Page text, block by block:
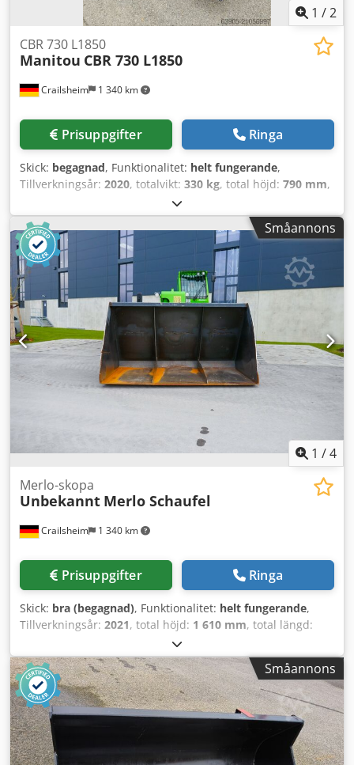
1 /2
Crailsheim 1 340 km
CBR 730 L1850
Manitou CBR 730 L1850
Prisuppgifter Ringa
Skick: begagnad, Funktionalitet: helt fungerande,
Tillverkningsår: 2020, totalvikt: 330 kg, total höjd: 790 mm,
, total bredd:
lastkapacitet:735 kg, Skopa Tillverkare: Manitou Typ: CBR
730 L1850 Tillverkningsår: 2020 Höjd (mm): 790 Längd
(mm): 1 000 Lyftkapacitet (kg): 735 Vikt (kg): 330 Bredd
(mm): 1 850 Dedpfoycxtgox Amiskr
Småannons
1 /4
Crailsheim 1 340 km
Merlo-skopa
Unbekannt Merlo Schaufel
Prisuppgifter Ringa
Skick: bra (begagnad), Funktionalitet: helt fungerande,
Tillverkningsår: 2021, total höjd: 1 610 mm, total längd:
2 850 mm
Typ: Merlo-skopa Tillverkningsår: 2021 Höjd (mm): 1 610
Längd (mm): 1 910 Bredd (mm): 2 850 Dsdpfx Aexpya
Tjmiskr
Småannons